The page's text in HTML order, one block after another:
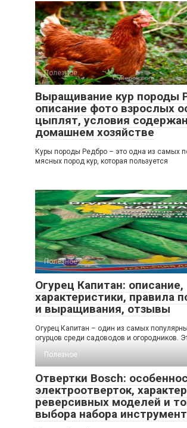
Полезное
Выращивание кур породы
описание фото взрослых
цыплят, условия
домашнем хозяйстве
Куры породы Редбро – это одна из самых
мясных пород кур, которая пользуется
Полезное
Огурец Капитан: описание,
характеристики, правила
и выращивания, отзывы
Огурец Капитан – один из самых
огурцов среди садоводов и огородников.
Полезное
Отвертки Bosch:
электроотверток,
реверсивных моделей и
выбора набора